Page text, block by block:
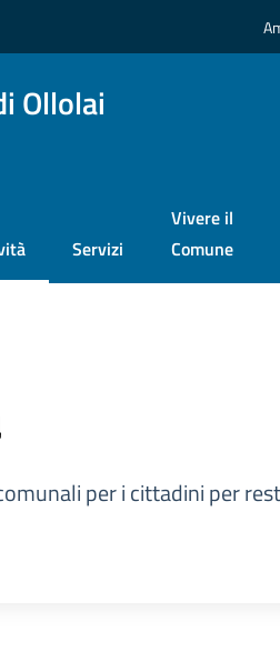
Ollolai
Servizi
Vivere il
Comune
per i cittadini per